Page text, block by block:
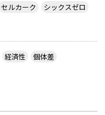
セルカーク
シックスゼロ
経済性 個体差